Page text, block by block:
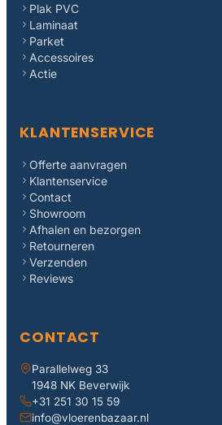
Plak PVC
Laminaat
Parket
Accessoires
Actie
KLANTENSERVICE
Offerte aanvragen
Klantenservice
Contact
Showroom
Afhalen en bezorgen
Retourneren
Verzenden
Reviews
CONTACT
Parallelweg 33
1948 NK Beverwijk
+31 251 30 15 59
info@vloerenbazaar.nl